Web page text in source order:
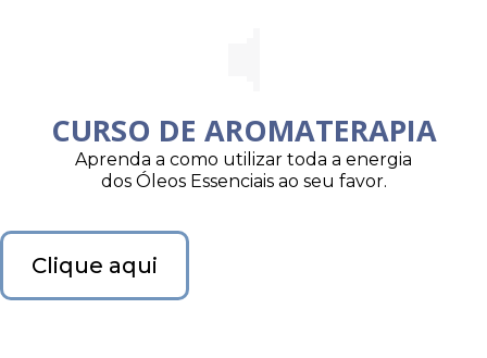
CURSO DE AROMATERAPIA
Aprenda a como utilizar toda a energia
dos Óleos Essenciais ao seu favor.
Clique aqui